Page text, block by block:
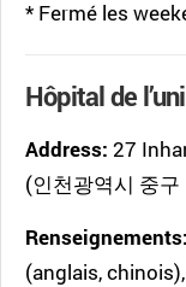
* Fermé les
Hôpital de
Address: 27
(인천광역시 중
Renseignements:
(anglais,